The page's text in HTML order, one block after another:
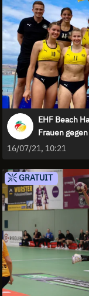
EHF Beach
Frauen
16/07/21, 10:21
GRATUIT